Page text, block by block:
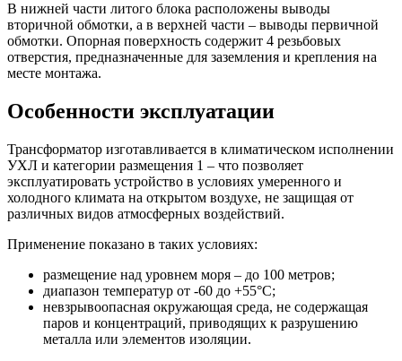
В нижней части литого блока расположены выводы
вторичной обмотки, а в верхней части – выводы первичной
обмотки. Опорная поверхность содержит 4 резьбовых
отверстия, предназначенные для заземления и крепления на
месте монтажа.
Особенности эксплуатации
Трансформатор изготавливается в климатическом исполнении
УХЛ и категории размещения 1 – что позволяет
эксплуатировать устройство в условиях умеренного и
холодного климата на открытом воздухе, не защищая от
различных видов атмосферных воздействий.
Применение показано в таких условиях:
размещение над уровнем моря – до 100 метров;
диапазон температур от -60 до +55°С;
невзрывоопасная окружающая среда, не содержащая
паров и концентраций, приводящих к разрушению
металла или элементов изоляции.